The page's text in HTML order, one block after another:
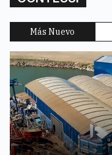
Más Nuevo